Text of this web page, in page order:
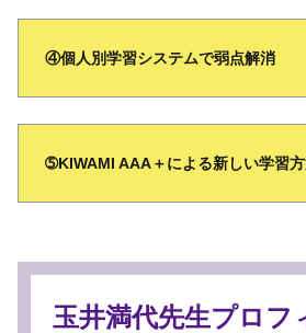
④個人別学習システムで弱点解消
➄KIWAMI AAA＋による新しい学習
玉井満代先生プロフ